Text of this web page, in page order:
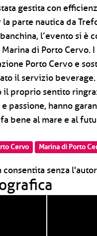
gestita con
parte nautica da
l’evento si è
di Porto
Porto Cervo e
il servizio
il proprio sentito
passione, hanno
bene al mare e al
Cervo Marina di Porto
senza